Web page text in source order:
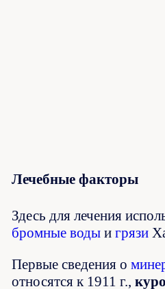
Лечебные факторы
Здесь для лечения
бромные воды игрязи
Первые сведения о
относятся к 1911 г.,